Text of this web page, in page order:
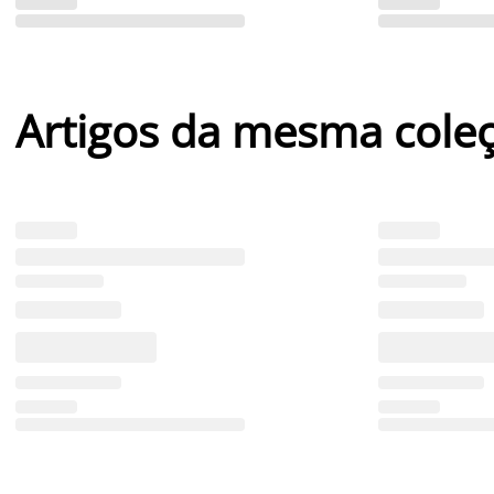
Artigos da mesma